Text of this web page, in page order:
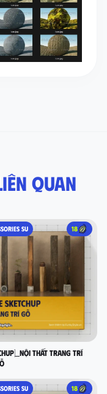
quan
SU 18
thất trang trí
SU 18